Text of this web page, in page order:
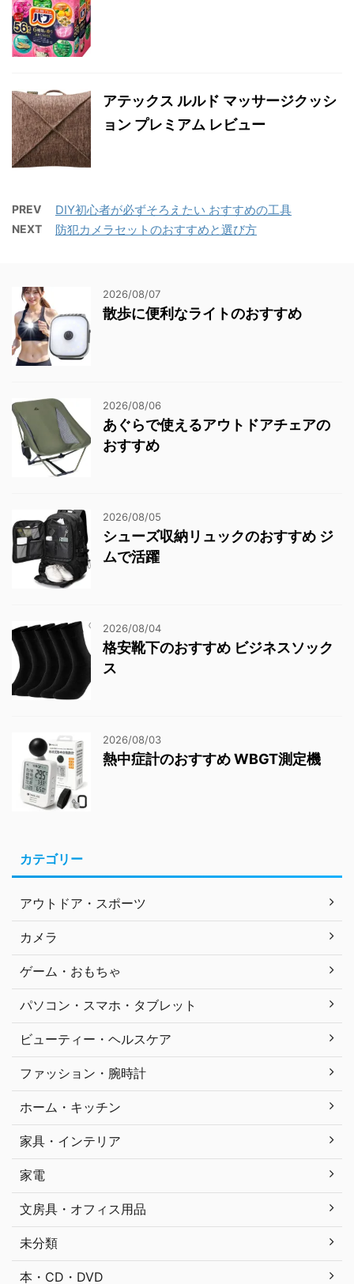
アテックス ルルド マッサージクッシ
ョン プレミアム レビュー
PREV DIY初心者が必ずそろえたい おすすめの工具
NEXT 防犯カメラセットのおすすめと選び方
2026/08/07
散歩に便利なライトのおすすめ
2026/08/06
あぐらで使えるアウトドアチェアの
おすすめ
2026/08/05
シューズ収納リュックのおすすめ ジ
ムで活躍
2026/08/04
格安靴下のおすすめ ビジネスソック
ス
2026/08/03
熱中症計のおすすめ WBGT測定機
カテゴリー
アウトドア・スポーツ
カメラ
ゲーム・おもちゃ
パソコン・スマホ・タブレット
ビューティー・ヘルスケア
ファッション・腕時計
ホーム・キッチン
家具・インテリア
家電
文房具・オフィス用品
未分類
本・CD・DVD